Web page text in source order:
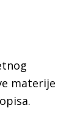
materije